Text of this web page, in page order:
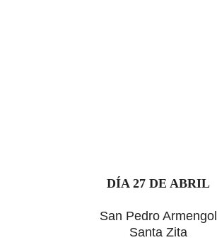
DÍA 27 DE ABRIL
San Pedro Armengol
Santa Zita